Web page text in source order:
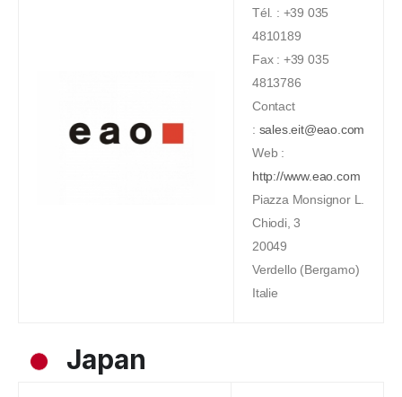
Tél. : +39 035
4810189
Fax : +39 035
4813786
Contact
: sales.eit@eao.com
Web :
http://www.eao.com
Piazza Monsignor L.
Chiodi, 3
20049
Verdello (Bergamo)
Italie
Japan